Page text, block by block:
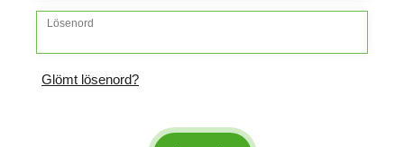
Lösenord
Glömt lösenord?